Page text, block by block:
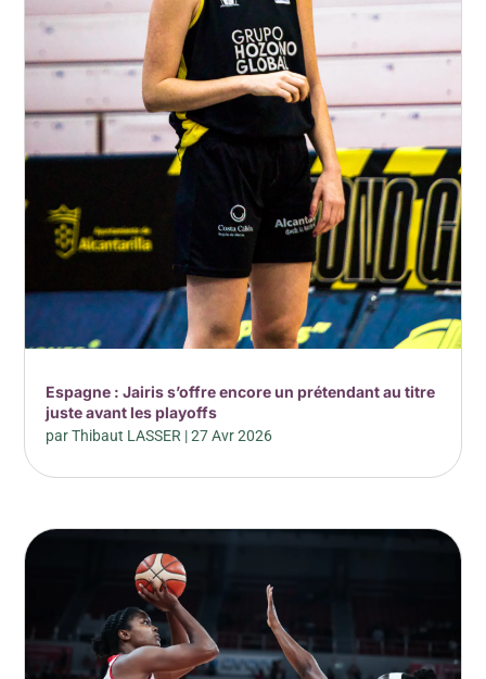
Espagne : Jairis s’offre encore un prétendant au titre
juste avant les playoffs
parThibaut LASSER |27 Avr 2026